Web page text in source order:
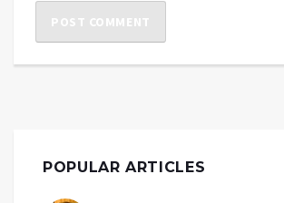
POPULAR ARTICLES